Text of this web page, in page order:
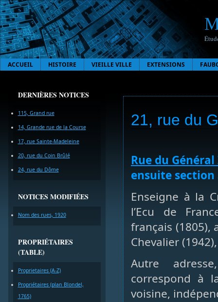
ACCUEIL HISTOIRE VIEILLE VILLE EXTENSIONS
DERNIÈRES NOTICES
115, Grand rue
14, Grande rue de la Course
17, rue Sainte-Madeleine
20, rue du Coin Brûlé
24, rue du Dôme
NOTICES MODIFIÉES
Nom des rues, 1920
PROPRIÉTAIRES
(TABLE)
Proprietaires (A-Z)
Propriétaires (plan Blondel,
1765)
21, rue du
Rue du
ensuite section
Enseigne à la
l’Ecu de
français (1805),
Chevalier
Autre
correspond à
voisine,